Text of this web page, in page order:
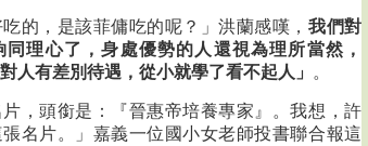
吃的，是該菲傭吃的呢？」洪蘭感嘆，我們對
同理心了，身處優勢的人還視為理所當然，
人有差別待遇，從小就學了看不起人」
。
片，頭銜是：『晉惠帝培養專家』。我想，許
名片。」嘉義一位國小女老師投書聯合報這